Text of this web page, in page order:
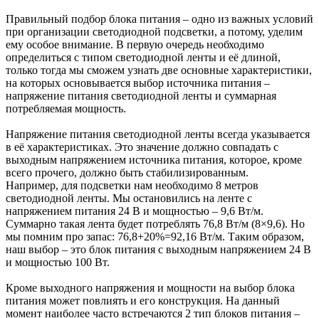
Правильный подбор блока питания – одно из важных условий
при организации светодиодной подсветки, а потому, уделим
ему особое внимание. В первую очередь необходимо
определиться с типом светодиодной ленты и её длиной,
только тогда мы сможем узнать две основные характеристики,
на которых основывается выбор источника питания –
напряжение питания светодиодной ленты и суммарная
потребляемая мощность.
Напряжение питания светодиодной ленты всегда указывается
в её характеристиках. Это значение должно совпадать с
выходным напряжением источника питания, которое, кроме
всего прочего, должно быть стабилизированным.
Например, для подсветки нам необходимо 8 метров
светодиодной ленты. Мы остановились на ленте с
напряжением питания 24 В и мощностью – 9,6 Вт/м.
Суммарно такая лента будет потреблять 76,8 Вт/м (8×9,6). Но
мы помним про запас: 76,8+20%=92,16 Вт/м. Таким образом,
наш выбор – это блок питания с выходным напряжением 24 В
и мощностью 100 Вт.
Кроме выходного напряжения и мощности на выбор блока
питания может повлиять и его конструкция. На данный
момент наиболее часто встречаются 2 тип блоков питания –